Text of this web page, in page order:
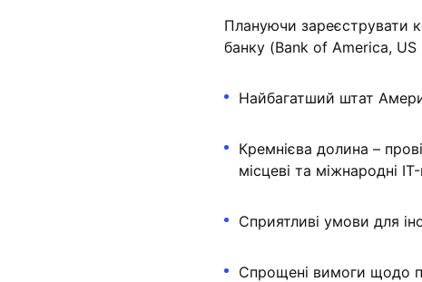
Плануючи зареєструвати
банку (Bank of America, US
Найбагатший штат
Кремнієва долина –
місцеві та міжнародні IT-
Сприятливі умови для
Спрощені вимоги щодо